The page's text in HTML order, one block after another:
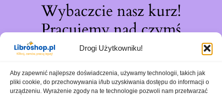
Drogi Użytkowniku!
Aby zapewnić najlepsze doświadczenia, używamy technologii, takich jak
pliki cookie, do przechowywania i/lub uzyskiwania dostępu do informacji o
urządzeniu. Wyrażenie zgody na te technologie pozwoli nam przetwarzać
Wybaczcie nasz kurz!
Pracujemy nad czymś
niesamowitym – sprawdź
wkrótce!